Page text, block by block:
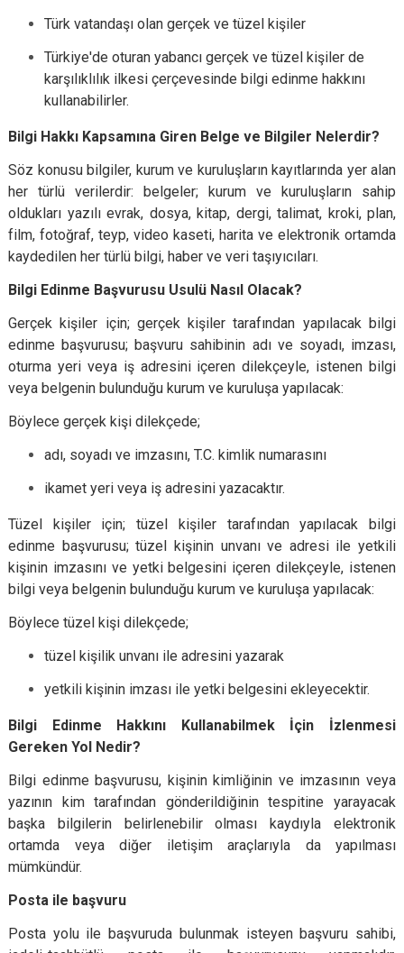
Türk vatandaşı olan gerçek ve tüzel kişiler
Türkiye'de oturan yabancı gerçek ve tüzel kişiler de
karşılıklılık ilkesi çerçevesinde bilgi edinme hakkını
kullanabilirler.
Bilgi Hakkı Kapsamına Giren Belge ve Bilgiler Nelerdir?
Söz konusu bilgiler, kurum ve kuruluşların kayıtlarında yer alan
her türlü verilerdir: belgeler; kurum ve kuruluşların sahip
oldukları yazılı evrak, dosya, kitap, dergi, talimat, kroki, plan,
film, fotoğraf, teyp, video kaseti, harita ve elektronik ortamda
kaydedilen her türlü bilgi, haber ve veri taşıyıcıları.
Bilgi Edinme Başvurusu Usulü Nasıl Olacak?
Gerçek kişiler için; gerçek kişiler tarafından yapılacak bilgi
edinme başvurusu; başvuru sahibinin adı ve soyadı, imzası,
oturma yeri veya iş adresini içeren dilekçeyle, istenen bilgi
veya belgenin bulunduğu kurum ve kuruluşa yapılacak:
Böylece gerçek kişi dilekçede;
adı, soyadı ve imzasını, T.C. kimlik numarasını
ikamet yeri veya iş adresini yazacaktır.
Tüzel kişiler için; tüzel kişiler tarafından yapılacak bilgi
edinme başvurusu; tüzel kişinin unvanı ve adresi ile yetkili
kişinin imzasını ve yetki belgesini içeren dilekçeyle, istenen
bilgi veya belgenin bulunduğu kurum ve kuruluşa yapılacak:
Böylece tüzel kişi dilekçede;
tüzel kişilik unvanı ile adresini yazarak
yetkili kişinin imzası ile yetki belgesini ekleyecektir.
Bilgi Edinme Hakkını Kullanabilmek İçin İzlenmesi
Gereken Yol Nedir?
Bilgi edinme başvurusu, kişinin kimliğinin ve imzasının veya
yazının kim tarafından gönderildiğinin tespitine yarayacak
başka bilgilerin belirlenebilir olması kaydıyla elektronik
ortamda veya diğer iletişim araçlarıyla da yapılması
mümkündür.
Posta ile başvuru
Posta yolu ile başvuruda bulunmak isteyen başvuru sahibi,